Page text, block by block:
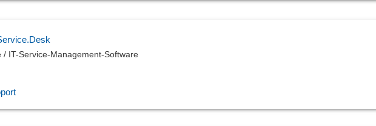
/ IT-Service-Management-Software